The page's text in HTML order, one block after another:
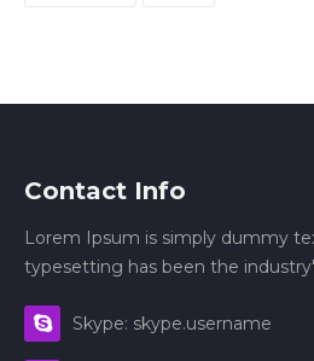
Contact Info
Lorem Ipsum is simply dummy
typesetting has been the
Skype: skype.username